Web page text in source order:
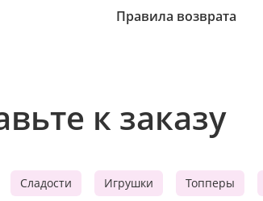
Правила возврата
к заказу
Сладости Игрушки Топперы